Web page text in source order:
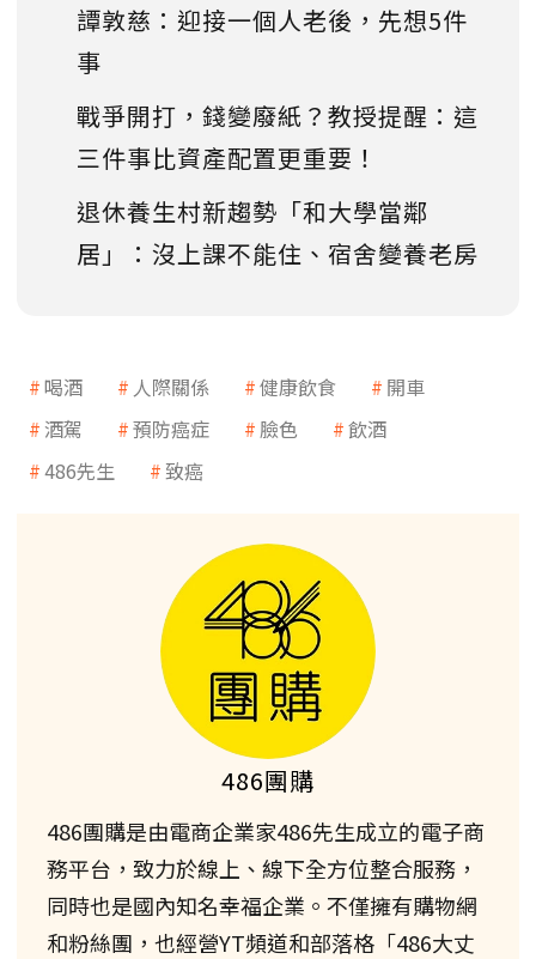
譚敦慈：迎接一個人老後，先想5件
事
戰爭開打，錢變廢紙？教授提醒：這
三件事比資產配置更重要！
退休養生村新趨勢「和大學當鄰
居」：沒上課不能住、宿舍變養老房
喝酒 人際關係 健康飲食
開車
酒駕
預防癌症 臉色
飲酒
486先生
致癌
486團購
486團購是由電商企業家486先生成立的電子商
務平台，致力於線上、線下全方位整合服務，
同時也是國內知名幸福企業。不僅擁有購物網
和粉絲團，也經營YT頻道和部落格「486大丈